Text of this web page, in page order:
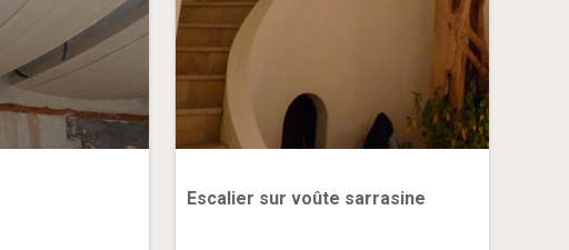
Escalier sur voûte sarrasine